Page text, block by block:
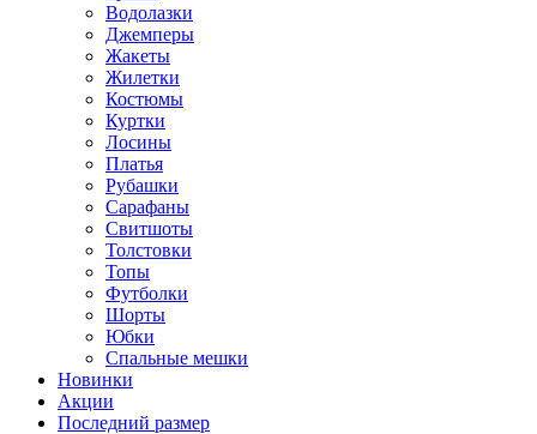
Водолазки
Джемперы
Жакеты
Жилетки
Костюмы
Куртки
Лосины
Платья
Рубашки
Сарафаны
Свитшоты
Толстовки
Топы
Футболки
Шорты
Юбки
Спальные мешки
Новинки
Акции
Последний размер